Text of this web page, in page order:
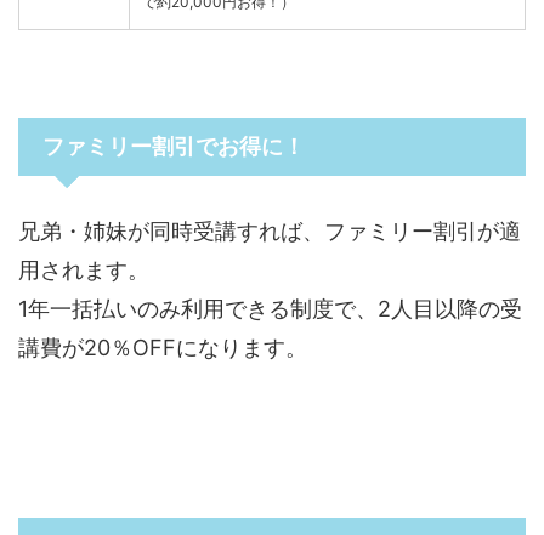
ファミリー割引でお得に！
兄弟・姉妹が同時受講すれば、ファミリー割引が適
用されます。
1年一括払いのみ利用できる制度で、2人目以降の受
講費が20％OFFになります。